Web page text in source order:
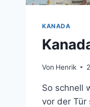
KANADA
Von Henrik
So schnell
vor der Tür